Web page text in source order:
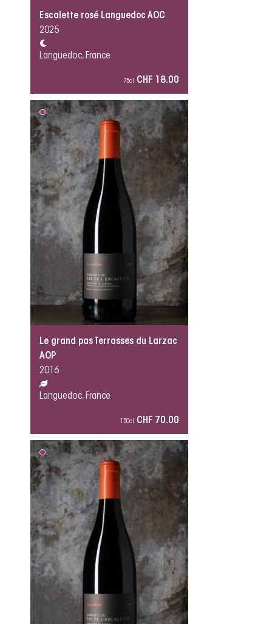
Escalette rosé Languedoc AOC
2025
Languedoc, France
75cl CHF 18.00
Le grand pas Terrasses du Larzac
AOP
2016
Languedoc, France
150cl CHF 70.00